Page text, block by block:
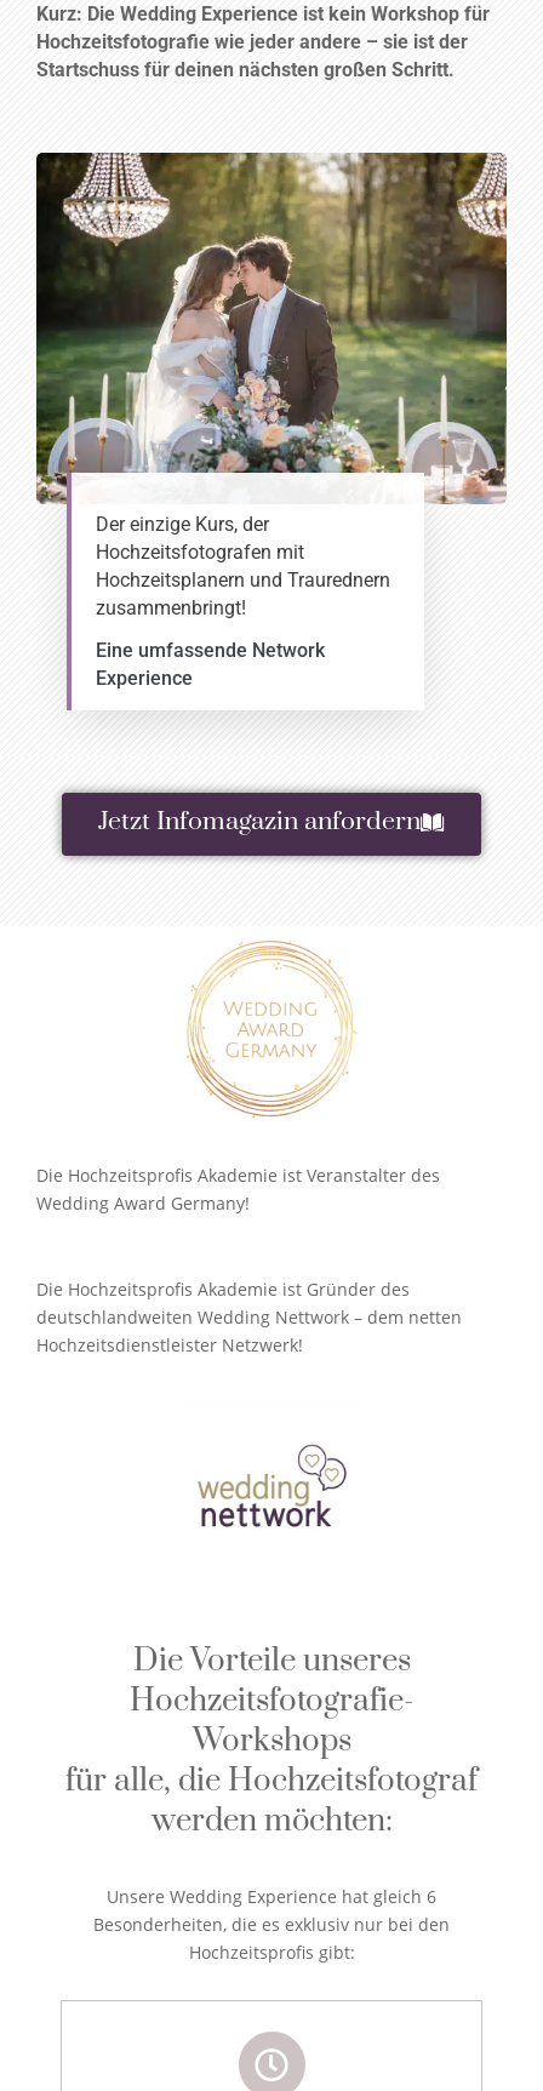
Kurz: Die Wedding Experience istkein Workshop für
Hochzeitsfotografie wie jeder andere – sie istder
Startschuss für deinen nächsten großen Schritt.
Der einzige Kurs, der
Hochzeitsfotografen mit
Hochzeitsplanern und Traurednern
zusammenbringt!
Eine umfassende Network
Experience
Jetzt Infomagazin anfordern
Die Hochzeitsprofis Akademie ist Veranstalter des
Wedding Award Germany!
Die Hochzeitsprofis Akademie ist Gründer des
deutschlandweiten Wedding Nettwork – dem netten
Hochzeitsdienstleister Netzwerk!
Die Vorteile unseres
Hochzeitsfotografie-
Workshops
für alle, die Hochzeitsfotograf
werden möchten:
Unsere Wedding Experience hat gleich 6
Besonderheiten, die es exklusiv nur bei den
Hochzeitsprofis gibt: